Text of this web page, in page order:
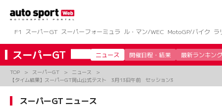
ツ
へ
ス
キ
プ
F1 スーパーGT スーパーフォーミュラ ル・マン/WEC MotoGP/バイク ラ
スーパーGT ニュース 開催日程・結果 最新ランキング
TOP スーパーGT
ニュース
【タイム結果】スーパーGT岡山公式テスト 3月13日午前 セッション3
スーパーGT ニュース